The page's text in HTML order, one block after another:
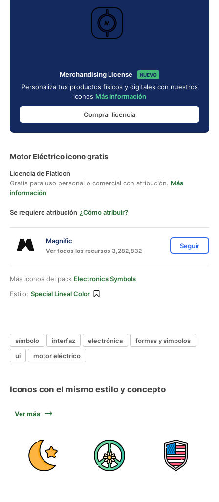
Merchandising License NUEVO
Personaliza tus productos físicos y digitales con nuestros
iconos Más información
Comprar licencia
Motor Eléctrico icono gratis
Licencia de Flaticon
Gratis para uso personal o comercial con atribución. Más
información
Se requiere atribución ¿Cómo atribuir?
Magnific
Ver todos los recursos 3,282,832
Seguir
Más iconos del pack Electronics Symbols
Estilo: Special Lineal Color
símbolo interfaz electrónica
formas y simbolos
ui
motor eléctrico
Iconos con el mismo estilo y concepto
Ver más